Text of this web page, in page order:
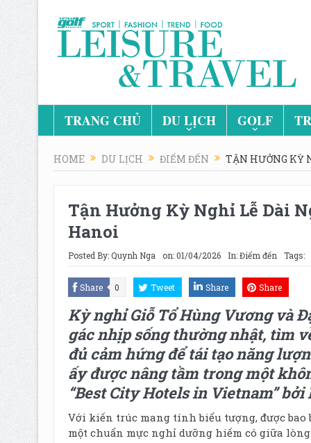
TRANG CHỦ DU LỊCH GOLF
HOME DU LỊCH ĐIỂM ĐẾN TẬN HƯỞNG KỲ
Tận Hưởng Kỳ Nghỉ Lễ Dài
Hanoi
Posted By:Quynh Nga on:01/04/2026 In:Điểm đến Tags:
Share 0 Tweet Share Share
Kỳ nghỉ Giỗ Tổ Hùng Vương và
gác nhịp sống thường nhật, tìm
đủ cảm hứng để tái tạo năng
ấy được nâng tầm trong một
“Best City Hotels in Vietnam”
Với kiến trúc mang tính biểu tượng, được
một chuẩn mực nghỉ dưỡng hiếm có giữa